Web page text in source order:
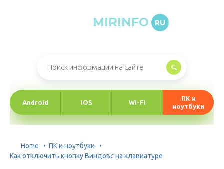
MIRINFO RU
Android IOS Wi-Fi
ПК и
ноутбуки
Home
ПК и ноутбуки
Как отключить кнопку Виндовс на клавиатуре